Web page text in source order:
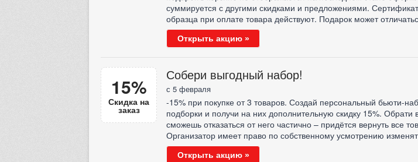
суммируется с другими скидками и предложениями.
образца при оплате товара действуют. Подарок может
Открыть акцию »
15%
Скидка на
заказ
Собери выгодный набор!
с 5 февраля
-15% при покупке от 3 товаров. Создай персональный бьюти-
подборки и получи на них дополнительную скидку 15%.
сможешь отказаться от него частично – придётся вернуть все
Организатор имеет право по собственному усмотрению
Открыть акцию »